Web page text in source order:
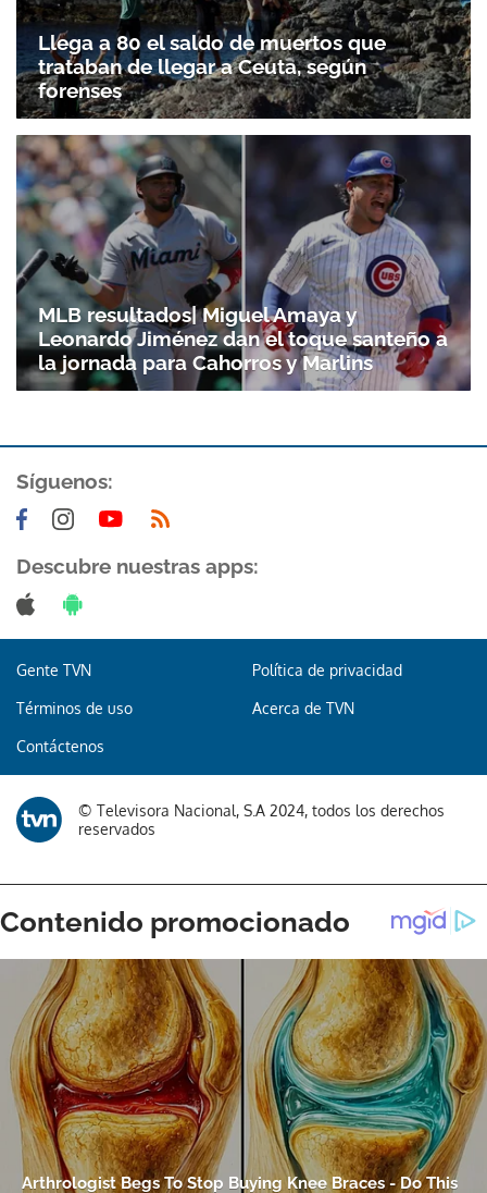
Gracias por suscribirte a nuestro boletín.
ACEPTAR
Llega a 80 el saldo de muertos que
trataban de llegar a Ceuta, según
forenses
MLB resultados| Miguel Amaya y
Leonardo Jiménez dan el toque santeño a
la jornada para Cahorros y Marlins
Síguenos:
Descubre nuestras apps:
Gente TVN Política de privacidad
Términos de uso Acerca de TVN
Contáctenos
© Televisora Nacional, S.A 2024, todos los derechos
reservados